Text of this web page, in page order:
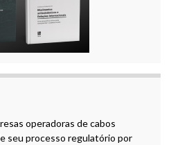
operadoras de cabos
seu processo regulatório por